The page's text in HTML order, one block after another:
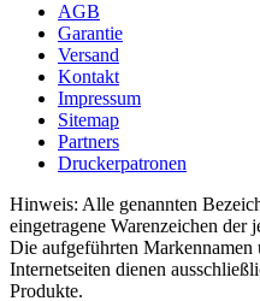
AGB
Garantie
Versand
Kontakt
Impressum
Sitemap
Partners
Druckerpatronen
Hinweis: Alle genannten
eingetragene Warenzeichen der
Die aufgeführten Markennamen
Internetseiten dienen
Produkte.